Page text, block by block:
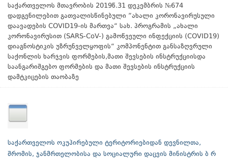
საქართველოს მთავრობის 2019წ.31 დეკემბრის №674
დადგენილებით გათვალისწინებული ”ახალი კორონავირუსული
დაავადების COVID19-ის მართვა“ სახ. პროგრამის „ახალი
კორონავირუსით (SARS-CoV-) გამოწვეული ინფექციის (COVID19)
დიაგნოსტიკის უზრუნველყოფის“ კომპონენტით განსაზღვრული
საქონლის ხარჯვის ფორმების,მათი შევსების ინსტრუქციისდა
საანგარიშგებო ფორმების და მათი შევსების ინსტრუქციის
დამტკიცების თაობაზე
საქართველოს ოკუპირებული ტერიტორიებიდან დევნილთა,
შრომის, ჯანმრთელობისა და სოციალური დაცვის მინისტრის ბ რ